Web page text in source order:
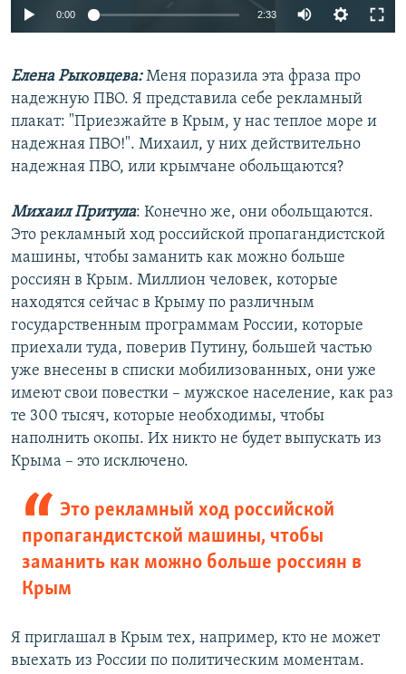
Auto 240p 360p 480p
720p 1080p
0:00 2:33
360p
480p
1080p
Елена Рыковцева:Меня поразила эта фраза про
надежную ПВО. Я представила себе рекламный
плакат: "Приезжайте в Крым, у нас теплое море и
надежная ПВО!". Михаил, у них действительно
надежная ПВО, или крымчане обольщаются?
Михаил Притула: Конечно же, они обольщаются.
Это рекламный ход российской пропагандистской
машины, чтобы заманить как можно больше
россиян в Крым. Миллион человек, которые
находятся сейчас в Крыму по различным
государственным программам России, которые
приехали туда, поверив Путину, большей частью
уже внесены в списки мобилизованных, они уже
имеют свои повестки – мужское население, как раз
те 300 тысяч, которые необходимы, чтобы
наполнить окопы. Их никто не будет выпускать из
Крыма – это исключено.
Это рекламный ход российской
пропагандистской машины, чтобы
заманить как можно больше россиян в
Крым
Я приглашал в Крым тех, например, кто не может
выехать из России по политическим моментам.